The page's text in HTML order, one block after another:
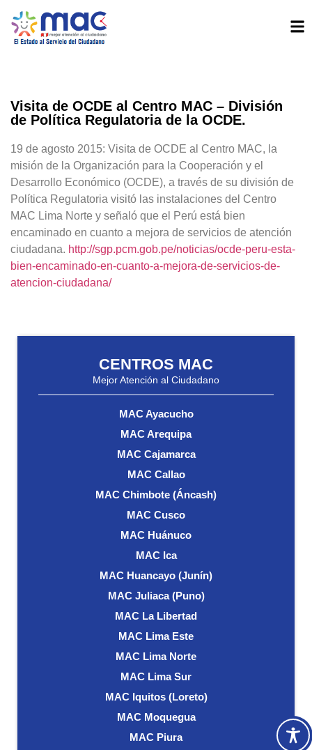
Visita de OCDE al Centro MAC – División
de Política Regulatoria de la OCDE.
19 de agosto 2015: Visita de OCDE al Centro MAC, la
misión de la Organización para la Cooperación y el
Desarrollo Económico (OCDE), a través de su división de
Política Regulatoria visitó las instalaciones del Centro
MAC Lima Norte y señaló que el Perú está bien
encaminado en cuanto a mejora de servicios de atención
ciudadana. http://sgp.pcm.gob.pe/noticias/ocde-peru-esta-
bien-encaminado-en-cuanto-a-mejora-de-servicios-de-
atencion-ciudadana/
CENTROS MAC
Mejor Atención al Ciudadano
MAC Ayacucho
MAC Arequipa
MAC Cajamarca
MAC Callao
MAC Chimbote (Áncash)
MAC Cusco
MAC Huánuco
MAC Ica
MAC Huancayo (Junín)
MAC Juliaca (Puno)
MAC La Libertad
MAC Lima Este
MAC Lima Norte
MAC Lima Sur
MAC Iquitos (Loreto)
MAC Moquegua
MAC Piura